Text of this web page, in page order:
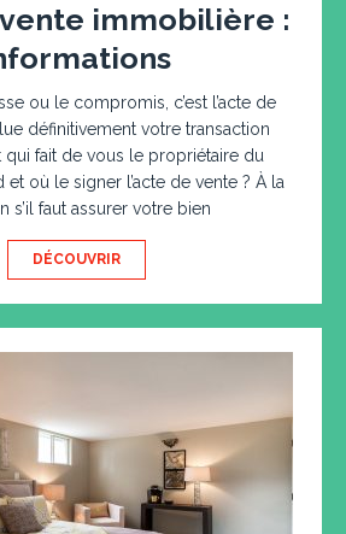
vente immobilière :
ou le compromis, c’est l’acte de
définitivement votre transaction
fait de vous le propriétaire du
et où le signer l’acte de vente ? À la
s’il faut assurer votre bien
DÉCOUVRIR